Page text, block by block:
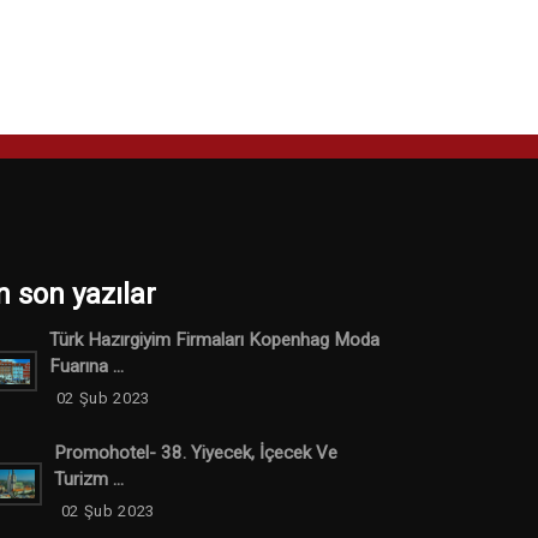
son yazılar
Türk Hazırgiyim Firmaları Kopenhag Moda
Fuarına ...
02 Şub 2023
Promohotel- 38. Yiyecek, İçecek Ve
Turizm ...
02 Şub 2023